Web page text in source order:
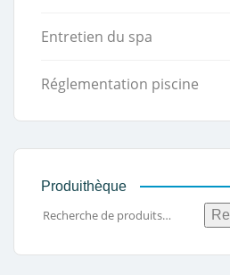
Entretien du spa
Réglementation piscine
Produithèque